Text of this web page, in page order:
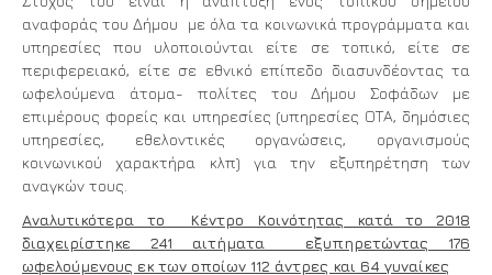
αναφοράς του Δήμου με όλα τα κοινωνικά προγράμματα και
υπηρεσίες που υλοποιούνται είτε σε τοπικό, είτε σε
περιφερειακό, είτε σε εθνικό επίπεδο διασυνδέοντας τα
ωφελούμενα άτομα- πολίτες του Δήμου Σοφάδων με
επιμέρους φορείς και υπηρεσίες (υπηρεσίες ΟΤΑ, δημόσιες
υπηρεσίες, εθελοντικές οργανώσεις, οργανισμούς
κοινωνικού χαρακτήρα κλπ) για την εξυπηρέτηση των
αναγκών τους.
Αναλυτικότερα το Κέντρο Κοινότητας κατά το 2018
διαχειρίστηκε 241 αιτήματα εξυπηρετώντας 176
ωφελούμενους εκ των οποίων 112 άντρες και 64 γυναίκες